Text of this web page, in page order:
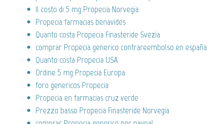
Il costo di 5 mg Propecia Norvegia
Propecia farmacias benavides
Quanto costa Propecia Finasteride Svezia
comprar Propecia generico contrareembolso en españa
Quanto costa Propecia USA
Ordine 5 mg Propecia Europa
foro genericos Propecia
Propecia en farmacias cruz verde
Prezzo basso Propecia Finasteride Norvegia